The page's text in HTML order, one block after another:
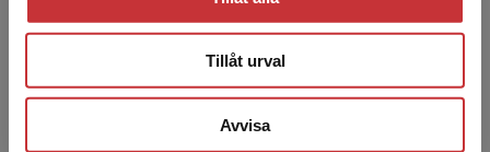
Tillåt urval
Avvisa
Stockholms universitet. Skott disputerade